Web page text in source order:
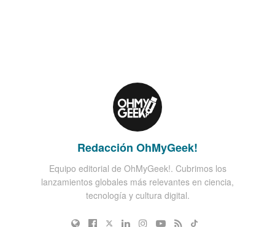
Redacción OhMyGeek!
Equipo editorial de OhMyGeek!. Cubrimos los
lanzamientos globales más relevantes en ciencia,
tecnología y cultura digital.